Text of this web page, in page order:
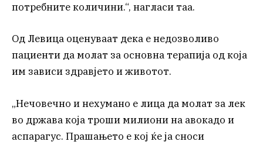
потребните количини.“, нагласи таа.
Од Левица оценуваат дека е недозволиво
пациенти да молат за основна терапија од која
им зависи здравјето и животот.
„Нечовечно и нехумано е лица да молат за лек
во држава која троши милиони на авокадо и
аспарагус. Прашањето е кој ќе ја сноси